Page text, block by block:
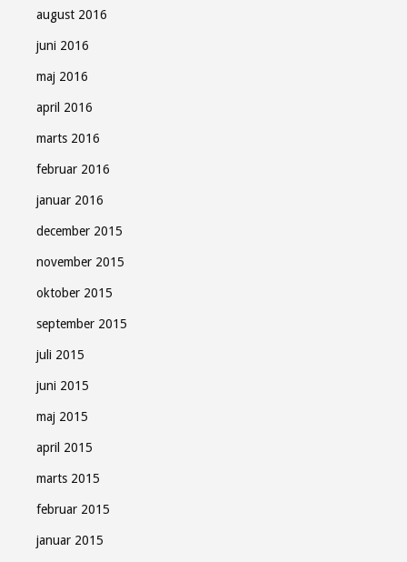
august 2016
juni 2016
maj 2016
april 2016
marts 2016
februar 2016
januar 2016
december 2015
november 2015
oktober 2015
september 2015
juli 2015
juni 2015
maj 2015
april 2015
marts 2015
februar 2015
januar 2015